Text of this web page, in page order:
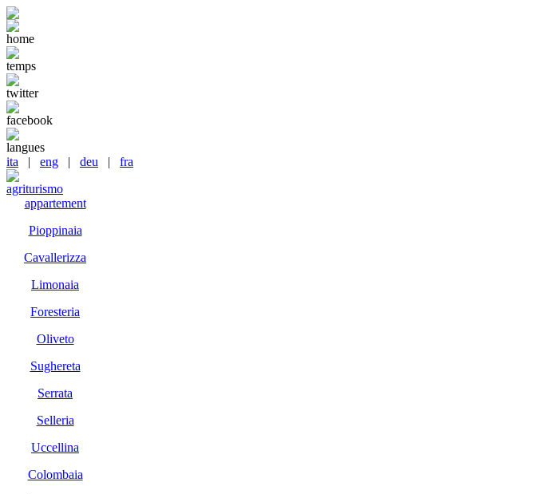
home
temps
twitter
facebook
langues
ita | eng | deu | fra
agriturismo
appartement
Pioppinaia
Cavallerizza
Limonaia
Foresteria
Oliveto
Sughereta
Serrata
Selleria
Uccellina
Colombaia